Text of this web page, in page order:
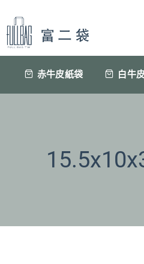
to
content
公版紙袋
材質色樣
聯絡我們
赤牛皮紙袋 白牛